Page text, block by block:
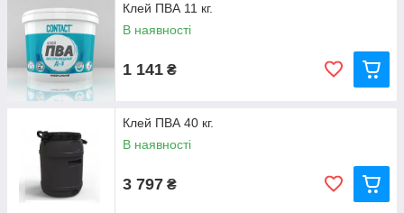
Клей ПВА 11 кг.
В наявності
1 141 ₴
Клей ПВА 40 кг.
В наявності
3 797 ₴